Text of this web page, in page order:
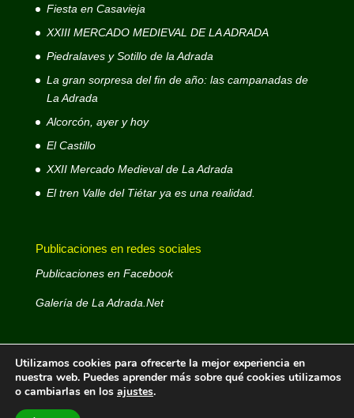
Fiesta en Casavieja
XXIII MERCADO MEDIEVAL DE LA ADRADA
Piedralaves y Sotillo de la Adrada
La gran sorpresa del fin de año: las campanadas de
La Adrada
Alcorcón, ayer y hoy
El Castillo
XXII Mercado Medieval de La Adrada
El tren Valle del Tiétar ya es una realidad.
Publicaciones en redes sociales
Publicaciones en Facebook
Galería de La Adrada.Net
La Adrada.Net © 1999 - 2026- Web decana de La
Adrada - Autor: José Antonio D. Rodríguez Rodríguez -
Utilizamos cookies para ofrecerte la mejor experiencia en
nuestra web. Puedes aprender más sobre qué cookies utilizamos
o cambiarlas en los ajustes.